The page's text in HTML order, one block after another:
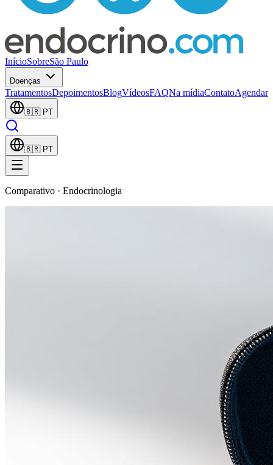
InícioSobreSão Paulo
Doenças
TratamentosDepoimentosBlogVídeosFAQNa mídiaContatoAgendar
🇧🇷 PT
🇧🇷 PT
Comparativo · Endocrinologia